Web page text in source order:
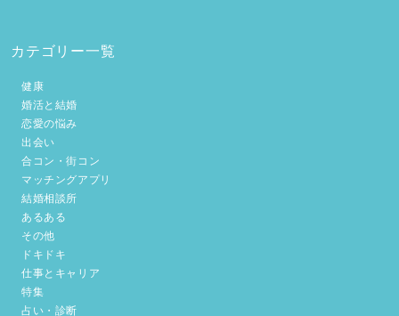
カテゴリー一覧
健康
婚活と結婚
恋愛の悩み
出会い
合コン・街コン
マッチングアプリ
結婚相談所
あるある
その他
ドキドキ
仕事とキャリア
特集
占い・診断